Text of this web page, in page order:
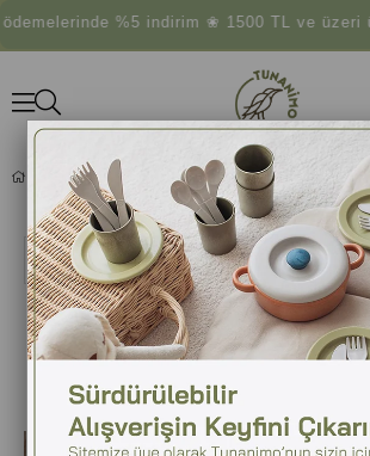
%5 indirim ❀ 1500 TL ve üzeri
BLOG
Tunanimo'dan